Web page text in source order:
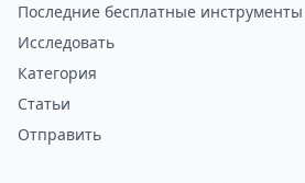
Последние бесплатные инструменты
Исследовать
Категория
Статьи
Отправить